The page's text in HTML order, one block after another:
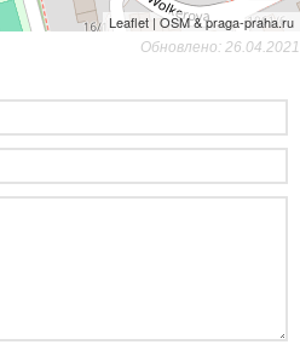
Leaflet | OSM & praga-praha.ru
Обновлено: 26.04.2021